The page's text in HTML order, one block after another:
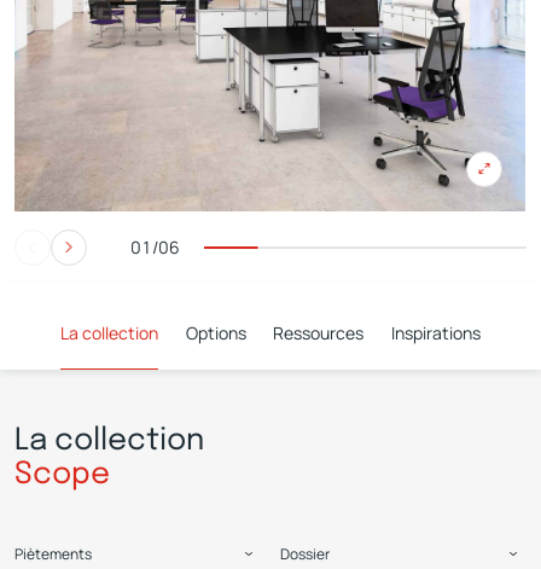
01/06
La collection Options Ressources Inspirations
La collection
Scope
Piètements Dossier